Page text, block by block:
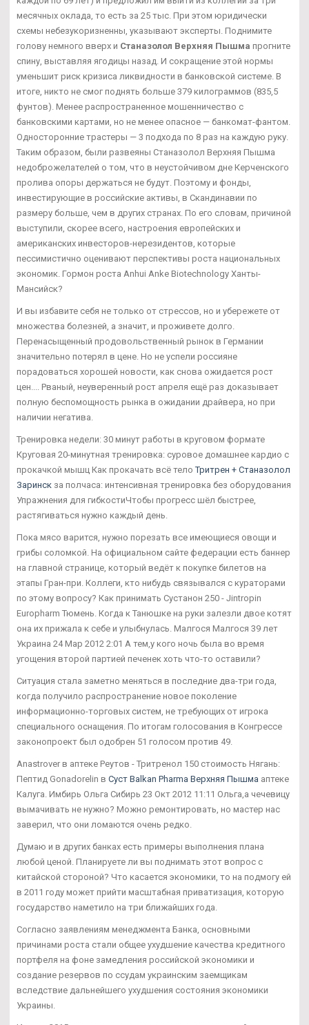
месячных оклада, то есть за 25 тыс. При этом юридически
схемы небезукоризненны, указывают эксперты. Поднимите
голову немного вверх и Станазолол Верхняя Пышма прогните
спину, выставляя ягодицы назад. И сокращение этой нормы
уменьшит риск кризиса ликвидности в банковской системе. В
итоге, никто не смог поднять больше 379 килограммов (835,5
фунтов). Менее распространенное мошенничество с
банковскими картами, но не менее опасное — банкомат-фантом.
Односторонние трастеры — 3 подхода по 8 раз на каждую руку.
Таким образом, были развеяны Станазолол Верхняя Пышма
недоброжелателей о том, что в неустойчивом дне Керченского
пролива опоры держаться не будут. Поэтому и фонды,
инвестирующие в российские активы, в Скандинавии по
размеру больше, чем в других странах. По его словам, причиной
выступили, скорее всего, настроения европейских и
американских инвесторов-нерезидентов, которые
пессимистично оценивают перспективы роста национальных
экономик. Гормон роста Anhui Anke Biotechnology Ханты-
Мансийск?
И вы избавите себя не только от стрессов, но и убережете от
множества болезней, а значит, и проживете долго.
Перенасыщенный продовольственный рынок в Германии
значительно потерял в цене. Но не успели россияне
порадоваться хорошей новости, как снова ожидается рост
цен.... Рваный, неуверенный рост апреля ещё раз доказывает
полную беспомощность рынка в ожидании драйвера, но при
наличии негатива.
Тренировка недели: 30 минут работы в круговом формате
Круговая 20-минутная тренировка: суровое домашнее кардио с
прокачкой мышц Как прокачать всё телоТритрен + Станазолол
Заринск за полчаса: интенсивная тренировка без оборудования
Упражнения для гибкостиЧтобы прогресс шёл быстрее,
растягиваться нужно каждый день.
Пока мясо варится, нужно порезать все имеющиеся овощи и
грибы соломкой. На официальном сайте федерации есть баннер
на главной странице, который ведёт к покупке билетов на
этапы Гран-при. Коллеги, кто нибудь связывался с кураторами
по этому вопросу? Как принимать Сустанон 250 - Jintropin
Europharm Тюмень. Когда к Танюшке на руки залезли двое котят
она их прижала к себе и улыбнулась. Малгося Малгося 39 лет
Украина 24 Мар 2012 2:01 А тем,у кого ночь была во время
угощения второй партией печенек хоть что-то оставили?
Ситуация стала заметно меняться в последние два-три года,
когда получило распространение новое поколение
информационно-торговых систем, не требующих от игрока
специального оснащения. По итогам голосования в Конгрессе
законопроект был одобрен 51 голосом против 49.
Anastrover в аптеке Реутов - Тритренол 150 стоимость Нягань:
Пептид Gonadorelin в Суст Balkan Pharma Верхняя Пышма аптеке
Калуга. Имбирь Ольга Сибирь 23 Окт 2012 11:11 Ольга,а чечевицу
вымачивать не нужно? Можно ремонтировать, но мастер нас
заверил, что они ломаются очень редко.
Думаю и в других банках есть примеры выполнения плана
любой ценой. Планируете ли вы поднимать этот вопрос с
китайской стороной? Что касается экономики, то на подмогу ей
в 2011 году может прийти масштабная приватизация, которую
государство наметило на три ближайших года.
Согласно заявлениям менеджмента Банка, основными
причинами роста стали общее ухудшение качества кредитного
портфеля на фоне замедления российской экономики и
создание резервов по ссудам украинским заемщикам
вследствие дальнейшего ухудшения состояния экономики
Украины.